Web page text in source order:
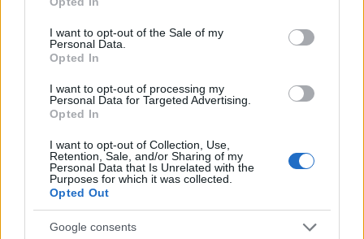
use your data for below specified purposes in below Google
consent section.
I want to opt-out of the Sale of my
Personal Data.
Opted In
I want to opt-out of processing my
Personal Data for Targeted Advertising.
Opted In
I want to opt-out of Collection, Use,
Retention, Sale, and/or Sharing of my
Personal Data that Is Unrelated with the
Purposes for which it was collected.
Opted Out
Google consents
nyertest!